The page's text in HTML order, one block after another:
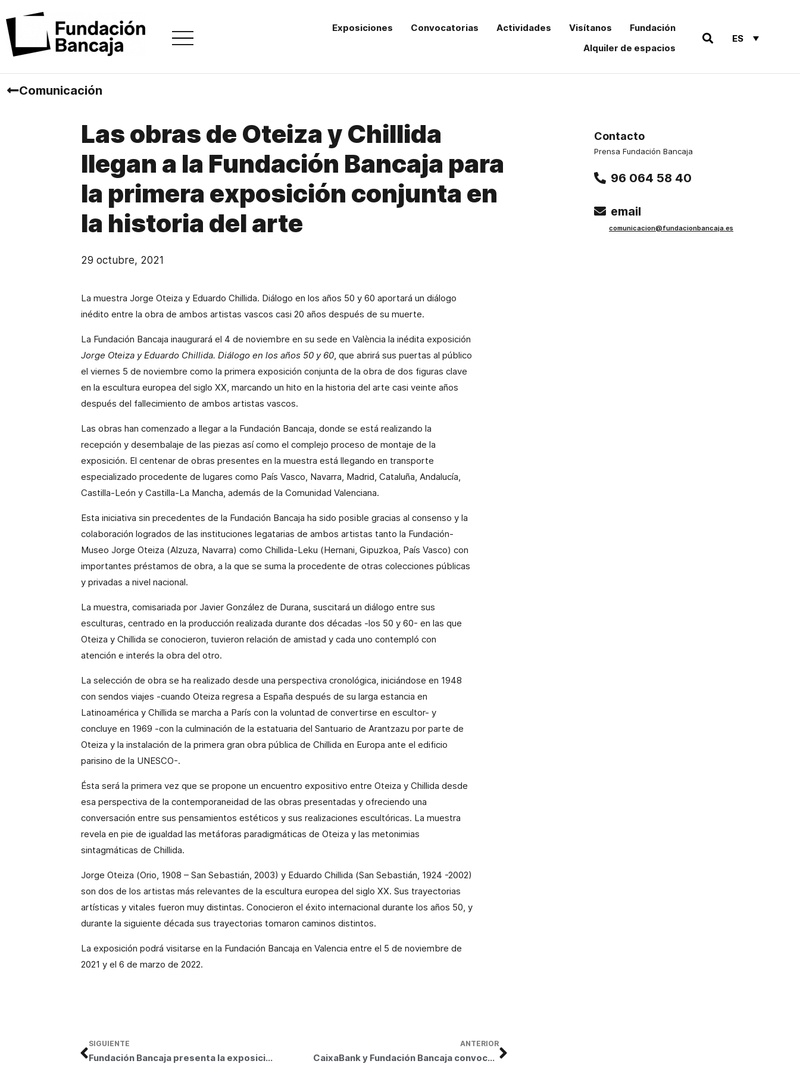
Exposiciones Convocatorias Actividades Visítanos
Fundación
Alquiler de espacios
ES
Comunicación
Las obras de Oteiza y Chillida
llegan a la Fundación Bancaja para
la primera exposición conjunta en
la historia del arte
29 octubre, 2021
La muestra Jorge Oteiza y Eduardo Chillida. Diálogo en los años 50 y 60 aportará un diálogo
inédito entre la obra de ambos artistas vascos casi 20 años después de su muerte.
La Fundación Bancaja inaugurará el 4 de noviembre en su sede en València la inédita exposición
Jorge Oteiza y Eduardo Chillida. Diálogo en los años 50 y 60, que abrirá sus puertas al público
el viernes 5 de noviembre como la primera exposición conjunta de la obra de dos figuras clave
en la escultura europea del siglo XX, marcando un hito en la historia del arte casi veinte años
después del fallecimiento de ambos artistas vascos.
Las obras han comenzado a llegar a la Fundación Bancaja, donde se está realizando la
recepción y desembalaje de las piezas así como el complejo proceso de montaje de la
exposición. El centenar de obras presentes en la muestra está llegando en transporte
especializado procedente de lugares como País Vasco, Navarra, Madrid, Cataluña, Andalucía,
Castilla-León y Castilla-La Mancha, además de la Comunidad Valenciana.
Esta iniciativa sin precedentes de la Fundación Bancaja ha sido posible gracias al consenso y la
colaboración logrados de las instituciones legatarias de ambos artistas tanto la Fundación-
Museo Jorge Oteiza (Alzuza, Navarra) como Chillida-Leku (Hernani, Gipuzkoa, País Vasco) con
importantes préstamos de obra, a la que se suma la procedente de otras colecciones públicas
y privadas a nivel nacional.
La muestra, comisariada por Javier González de Durana, suscitará un diálogo entre sus
esculturas, centrado en la producción realizada durante dos décadas -los 50 y 60- en las que
Oteiza y Chillida se conocieron, tuvieron relación de amistad y cada uno contempló con
atención e interés la obra del otro.
La selección de obra se ha realizado desde una perspectiva cronológica, iniciándose en 1948
con sendos viajes -cuando Oteiza regresa a España después de su larga estancia en
Latinoamérica y Chillida se marcha a París con la voluntad de convertirse en escultor- y
concluye en 1969 -con la culminación de la estatuaria del Santuario de Arantzazu por parte de
Oteiza y la instalación de la primera gran obra pública de Chillida en Europa ante el edificio
parisino de la UNESCO-.
Ésta será la primera vez que se propone un encuentro expositivo entre Oteiza y Chillida desde
esa perspectiva de la contemporaneidad de las obras presentadas y ofreciendo una
conversación entre sus pensamientos estéticos y sus realizaciones escultóricas. La muestra
revela en pie de igualdad las metáforas paradigmáticas de Oteiza y las metonimias
sintagmáticas de Chillida.
Jorge Oteiza (Orio, 1908 – San Sebastián, 2003) y Eduardo Chillida (San Sebastián, 1924 -2002)
son dos de los artistas más relevantes de la escultura europea del siglo XX. Sus trayectorias
artísticas y vitales fueron muy distintas. Conocieron el éxito internacional durante los años 50, y
durante la siguiente década sus trayectorias tomaron caminos distintos.
La exposición podrá visitarse en la Fundación Bancaja en Valencia entre el 5 de noviembre de
2021 y el 6 de marzo de 2022.
ANTERIOR
CaixaBank y Fundación Bancaja convocan ayudas por 150.000 euros para promover la integración de personas con discapacidad
SIGUIENTE
Fundación Bancaja presenta la exposición Jorge Oteiza y Eduardo Chillida. Diálogo en los años 50 y 60
Contacto
Prensa Fundación Bancaja
96 064 58 40
email
comunicacion@fundacionbancaja.es